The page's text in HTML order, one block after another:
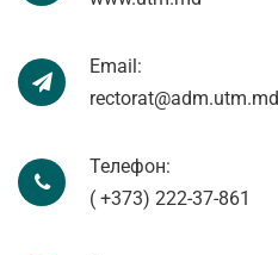
Email:
rectorat@adm.utm.md
Телефон:
( +373) 222-37-861